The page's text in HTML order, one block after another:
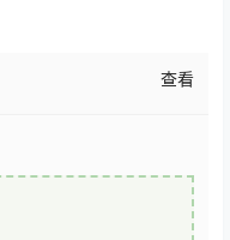
查看